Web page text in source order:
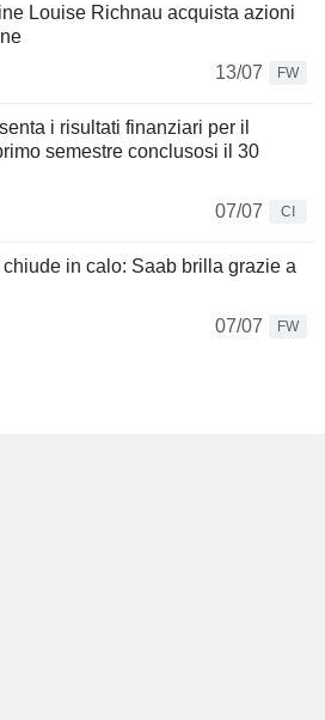
Louise Richnau acquista azioni
13/07
FW
i risultati finanziari per il
semestre conclusosi il 30
07/07
CI
in calo: Saab brilla grazie a
07/07
FW